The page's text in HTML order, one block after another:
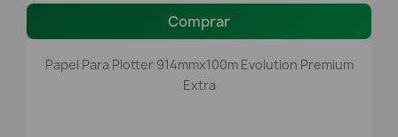
Comprar
Papel Para Plotter 914mmx100m Evolution Premium
Extra